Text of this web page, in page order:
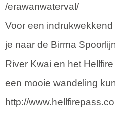
/erawanwaterval/
Voor een
je naar de Birma
River Kwai en het
een mooie wandeling
http://